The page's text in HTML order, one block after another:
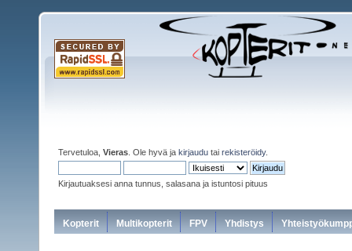
Tervetuloa, Vieras . Ole hyvä ja kirjaudu tai rekisteröidy.
Kirjautuaksesi anna tunnus, salasana ja istuntosi pituus
Kopterit Multikopterit FPV Yhdistys